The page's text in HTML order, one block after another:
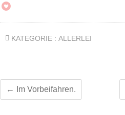
KATEGORIE : ALLERLEI
← Im Vorbeifahren.